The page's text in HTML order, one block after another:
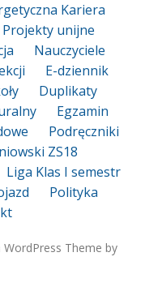
Kariera
Projekty unijne
Nauczyciele
E-dziennik
Duplikaty
Egzamin
Podręczniki
ZS18
Liga Klas I semestr
Polityka
Theme by